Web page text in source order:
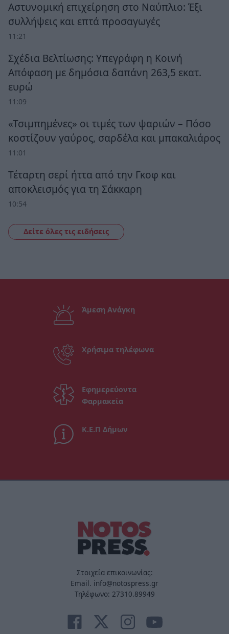
Αστυνομική επιχείρηση στο Ναύπλιο: Έξι
συλλήψεις και επτά προσαγωγές
11:21
Σχέδια Βελτίωσης: Υπεγράφη η Κοινή
Απόφαση με δημόσια δαπάνη 263,5 εκατ.
ευρώ
11:09
«Τσιμπημένες» οι τιμές των ψαριών – Πόσο
κοστίζουν γαύρος, σαρδέλα και μπακαλιάρος
11:01
Τέταρτη σερί ήττα από την Γκοφ και
αποκλεισμός για τη Σάκκαρη
10:54
Δείτε όλες τις ειδήσεις
Άμεση Ανάγκη
Χρήσιμα τηλέφωνα
Εφημερεύοντα
Φαρμακεία
Κ.Ε.Π Δήμων
Στοιχεία επικοινωνίας:
Email. info@notospress.gr
Τηλέφωνο: 27310.89949